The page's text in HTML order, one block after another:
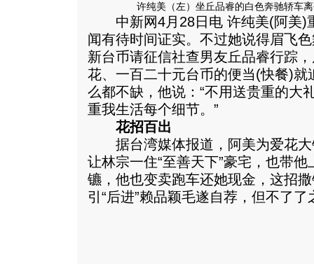
许纯美（左）坐丘品睿的白色奔驰轿车
中新网4月28日电 许纯美(阿美)
闻有待时间证实。不过她说得眉飞
新台币请征信社查男友丘品睿行踪
花、一百二十元台币的便当(快餐)
么都不缺，他说：“不用送贵重的大
重我生活每个细节。”
花招百出
据台湾媒体报道，阿美为爱花大
让林宗一住“至善天下”豪宅，也带
镳，他也变卖跑车还她现金，这招
引“后进”赖品颖毛遂自荐，但不了了